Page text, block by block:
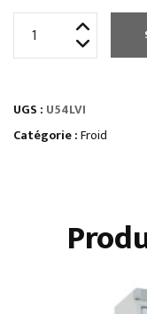
INOX
4
UGS : U54LVI
Catégorie :Froid